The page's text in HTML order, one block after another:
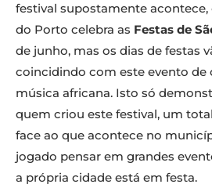
festival supostamente acontece,
do Porto celebra as Festas de
de junho, mas os dias de festas
coincidindo com este evento de
música africana. Isto só
quem criou este festival, um
face ao que acontece no
jogado pensar em grandes
a própria cidade está em festa.